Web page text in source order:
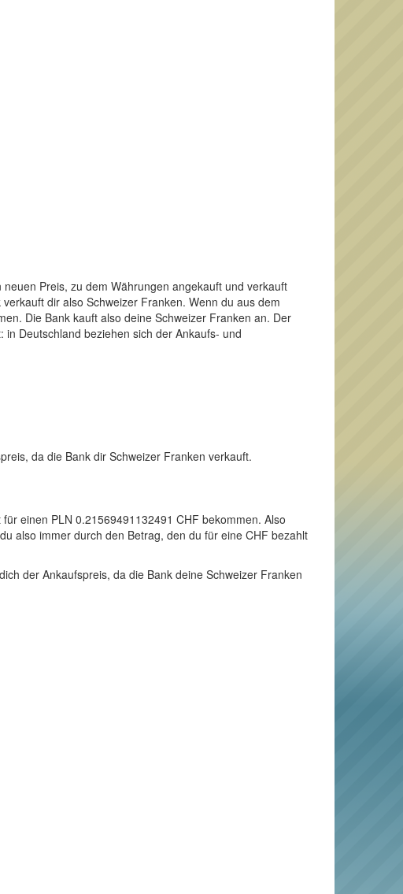
Preis, zu dem Währungen angekauft und verkauft
dir also Schweizer Franken. Wenn du aus dem
Die Bank kauft also deine Schweizer Franken an. Der
Deutschland beziehen sich der Ankaufs- und
da die Bank dir Schweizer Franken verkauft.
einen PLN 0.21569491132491 CHF bekommen. Also
also immer durch den Betrag, den du für eine CHF bezahlt
der Ankaufspreis, da die Bank deine Schweizer Franken